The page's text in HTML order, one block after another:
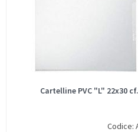
Cartelline PVC "L" 22x30
Codice: